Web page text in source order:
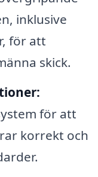
inklusive
för att
skick.
för att
korrekt och